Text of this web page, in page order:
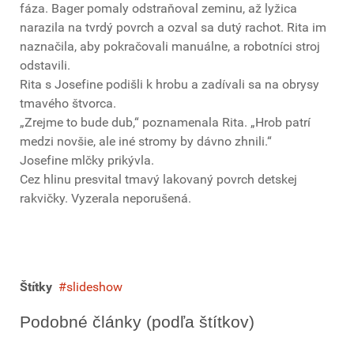
fáza. Bager pomaly odstraňoval zeminu, až lyžica
narazila na tvrdý povrch a ozval sa dutý rachot. Rita im
naznačila, aby pokračovali manuálne, a robotníci stroj
odstavili.
Rita s Josefine podišli k hrobu a zadívali sa na obrysy
tmavého štvorca.
„Zrejme to bude dub,“ poznamenala Rita. „Hrob patrí
medzi novšie, ale iné stromy by dávno zhnili.“
Josefine mlčky prikývla.
Cez hlinu presvital tmavý lakovaný povrch detskej
rakvičky. Vyzerala neporušená.
Štítky slideshow
Podobné články (podľa štítkov)